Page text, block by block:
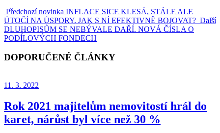
Předchozí novinka INFLACE SICE KLESÁ, STÁLE ALE
ÚTOČÍ NA ÚSPORY. JAK S NÍ EFEKTIVNĚ BOJOVAT? Další
DLUHOPISŮM SE NEBÝVALE DAŘÍ. NOVÁ ČÍSLA O
PODÍLOVÝCH FONDECH
DOPORUČENÉ ČLÁNKY
11. 3. 2022
Rok 2021 majitelům nemovitostí hrál do
karet, nárůst byl více než 30 %